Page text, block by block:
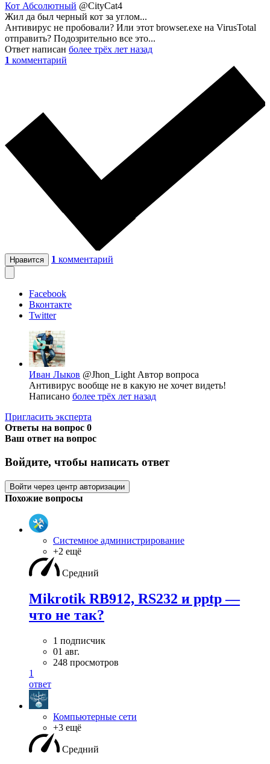
Кот Абсолютный @CityCat4
Жил да был черный кот за углом...
Антивирус не пробовали? Или этот browser.exe на VirusTotal
отправить? Подозрительно все это...
Ответ написан более трёх лет назад
1 комментарий
Нравится 1 комментарий
Facebook
Вконтакте
Twitter
Иван Лыков @Jhon_Light Автор вопроса
Антивирус вообще не в какую не хочет видеть!
Написано более трёх лет назад
Пригласить эксперта
Ответы на вопрос 0
Ваш ответ на вопрос
Войдите, чтобы написать ответ
Войти через центр авторизации
Похожие вопросы
Системное администрирование
+2 ещё
Средний
Mikrotik RB912, RS232 и pptp —
что не так?
1 подписчик
01 авг.
248 просмотров
1
ответ
Компьютерные сети
+3 ещё
Средний